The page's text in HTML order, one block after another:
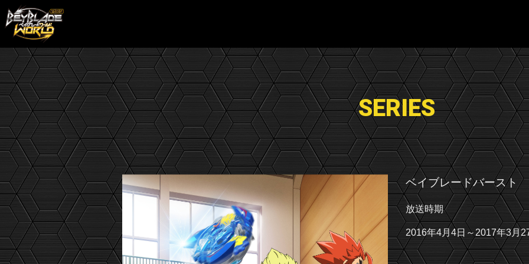
SERIES
ベイブレードバースト
放送時期
2016年4月4日～2017年3月